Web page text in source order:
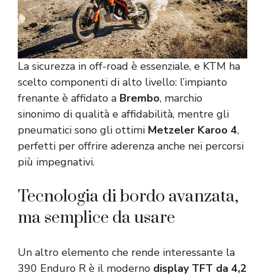
La sicurezza in off-road è essenziale, e KTM ha
scelto componenti di alto livello: l’impianto
frenante è affidato a Brembo, marchio
sinonimo di qualità e affidabilità, mentre gli
pneumatici sono gli ottimi Metzeler Karoo 4,
perfetti per offrire aderenza anche nei percorsi
più impegnativi.
Tecnologia di bordo avanzata,
ma semplice da usare
Un altro elemento che rende interessante la
390 Enduro R è il moderno display TFT da 4,2